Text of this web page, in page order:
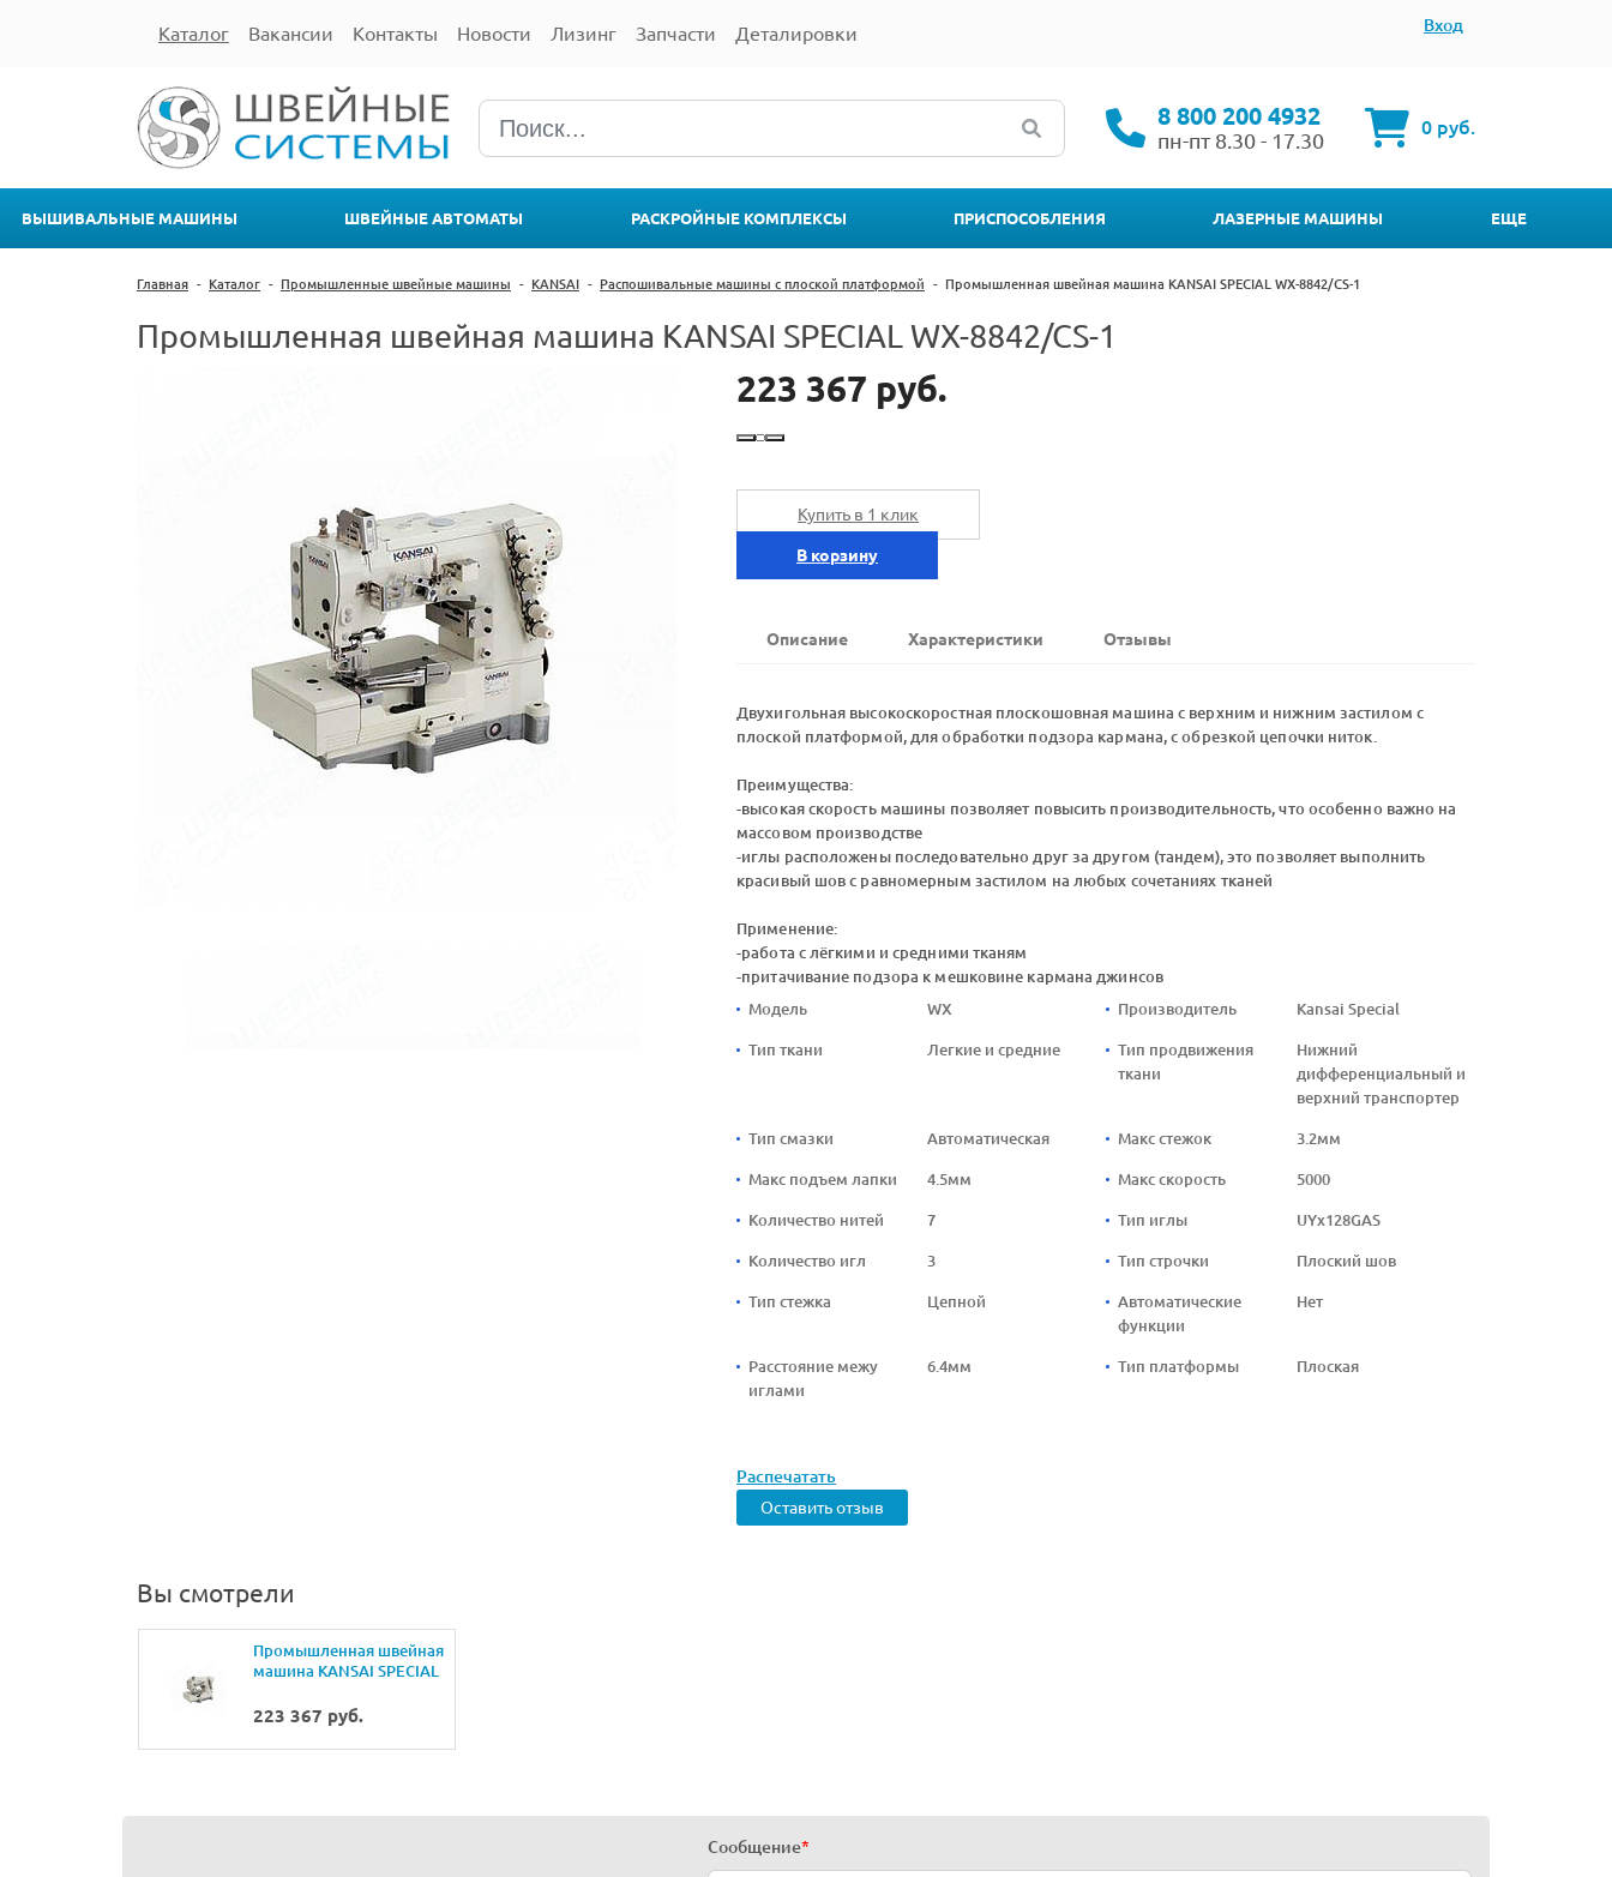
Каталог Вакансии Контакты Новости Лизинг Запчасти Деталировки Вход
8 800 200 4932
пн-пт 8.30 - 17.30
0 руб.
ВЫШИВАЛЬНЫЕ МАШИНЫ ШВЕЙНЫЕ АВТОМАТЫ РАСКРОЙНЫЕ КОМПЛЕКСЫ ПРИСПОСОБЛЕНИЯ ЛАЗЕРНЫЕ МАШИНЫ ЕЩЕ
Главная - Каталог - Промышленные швейные машины - KANSAI - Распошивальные машины с плоской платформой - Промышленная швейная машина KANSAI SPECIAL WX-8842/CS-1
Промышленная швейная машина KANSAI SPECIAL WX-8842/CS-1
223 367 руб.
Купить в 1 клик
В корзину
Описание Характеристики Отзывы
Двухигольная высокоскоростная плоскошовная машина с верхним и нижним застилом с
плоской платформой, для обработки подзора кармана, с обрезкой цепочки ниток.
Преимущества:
-высокая скорость машины позволяет повысить производительность, что особенно важно на
массовом производстве
-иглы расположены последовательно друг за другом (тандем), это позволяет выполнить
красивый шов с равномерным застилом на любых сочетаниях тканей
Применение:
-работа с лёгкими и средними тканям
-притачивание подзора к мешковине кармана джинсов
Модель
WX Производитель Kansai Special
Тип ткани Легкие и средние
Тип продвижения
ткани
Нижний
дифференциальный и
верхний транспортер
Тип смазки Автоматическая Макс стежок 3.2мм
Макс подъем лапки 4.5мм Макс скорость 5000
Количество нитей 7 Тип иглы UYx128GAS
Количество игл 3 Тип строчки Плоский шов
Тип стежка Цепной
Автоматические
функции
Нет
Расстояние межу
иглами
6.4мм Тип платформы Плоская
Распечатать
Оставить отзыв
Вы смотрели
Промышленная швейная
машина KANSAI SPECIAL
223 367 руб.
Сообщение*